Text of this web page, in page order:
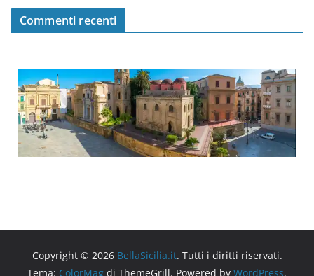
Commenti recenti
Copyright © 2026 BellaSicilia.it. Tutti i diritti riservati.
Tema: ColorMag di ThemeGrill. Powered by WordPress.